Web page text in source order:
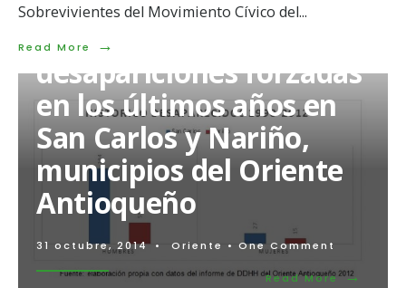
Sobrevivientes del Movimiento Cívico del...
Read More →
Read
Foro
en
homenaje:
“Ramón
Emilio
Arcila”,
dirigente
social
del
Oriente
Antioqueño
asesinado
en
Más de 250
desapariciones forzadas
en los últimos años en
San Carlos y Nariño,
municipios del Oriente
Antioqueño
31 octubre, 2014 • Oriente • One Comment
Read More →
Read